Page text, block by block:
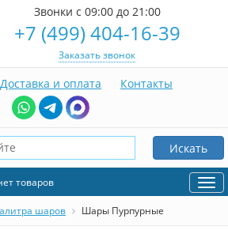
Звонки с 09:00 до 21:00
+7 (499) 404-16-39
Заказать звонок
Доставка и оплата Контакты
Искать
товаров
шаров Шары Пурпурные